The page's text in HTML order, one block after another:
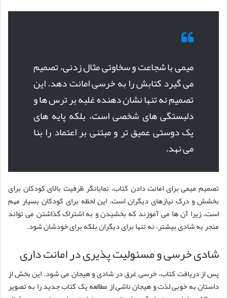
میمی با شجاعت و سخاوتی مثال زدنی، تصمیم
می گیرد کتابش را به خرسی امانت دهد. این
تصمیم نه تنها نشان دهنده غلبه بر ترس ها و
دلبستگی های شخصی است، بلکه پایه های
یک دوستی عمیق تر و مبتنی بر اعتماد را بنا
می نهد.
تصمیم میمی برای امانت دادن کتاب، نمایانگر ظرفیت بالای کودکان برای
بخشش و درک نیازهای دیگران است. این لحظه برای کودکان بسیار مهم
است، زیرا آن ها می آموزند که بخشیدن و به اشتراک گذاشتن می تواند
منجر به شادی بیشتر، نه تنها برای دیگران بلکه برای خودشان شود.
شادی خرسی و مسئولیت پذیری در امانت داری
پس از دریافت کتاب، خرسی غرق در شادی و هیجان می شود. این بخش از
داستان به خوبی لذت و هیجان ناشی از مطالعه یک کتاب جدید را به تصویر